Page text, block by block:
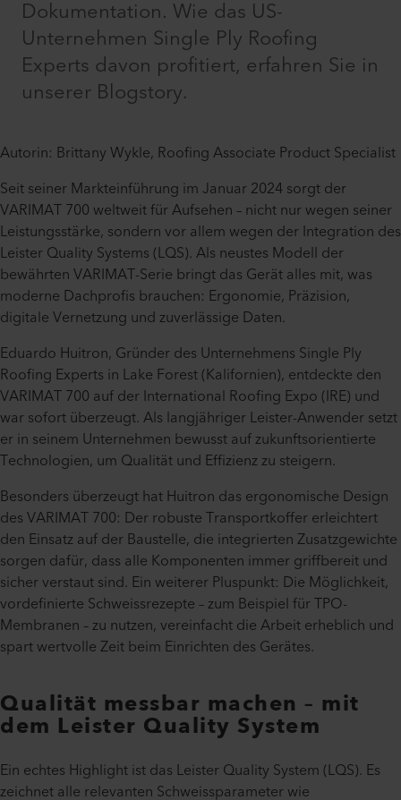
Dokumentation. Wie das US-
Unternehmen Single Ply Roofing
Experts davon profitiert, erfahren Sie in
unserer Blogstory.
Autorin: Brittany Wykle, Roofing Associate Product Specialist
Seit seiner Markteinführung im Januar 2024 sorgt der
VARIMAT 700 weltweit für Aufsehen – nicht nur wegen seiner
Leistungsstärke, sondern vor allem wegen der Integration des
Leister Quality Systems (LQS). Als neustes Modell der
bewährten VARIMAT-Serie bringt das Gerät alles mit, was
moderne Dachprofis brauchen: Ergonomie, Präzision,
digitale Vernetzung und zuverlässige Daten.
Eduardo Huitron, Gründer des Unternehmens Single Ply
Roofing Experts in Lake Forest (Kalifornien), entdeckte den
VARIMAT 700 auf der International Roofing Expo (IRE) und
war sofort überzeugt. Als langjähriger Leister-Anwender setzt
er in seinem Unternehmen bewusst auf zukunftsorientierte
Technologien, um Qualität und Effizienz zu steigern.
Besonders überzeugt hat Huitron das ergonomische Design
des VARIMAT 700: Der robuste Transportkoffer erleichtert
den Einsatz auf der Baustelle, die integrierten Zusatzgewichte
sorgen dafür, dass alle Komponenten immer griffbereit und
sicher verstaut sind. Ein weiterer Pluspunkt: Die Möglichkeit,
vordefinierte Schweissrezepte – zum Beispiel für TPO-
Membranen – zu nutzen, vereinfacht die Arbeit erheblich und
spart wertvolle Zeit beim Einrichten des Gerätes.
Qualität messbar machen – mit
dem Leister Quality System
Ein echtes Highlight ist das Leister Quality System (LQS). Es
zeichnet alle relevanten Schweissparameter wie